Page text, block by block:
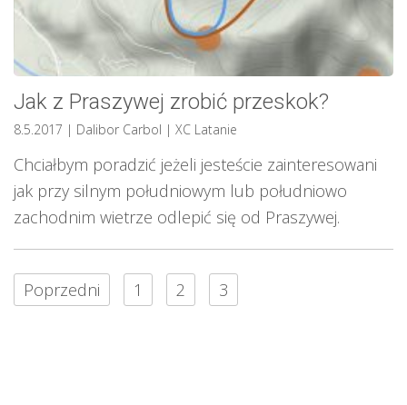
Jak z Praszywej zrobić przeskok?
8.5.2017 | Dalibor Carbol | XC Latanie
Chciałbym poradzić jeżeli jesteście zainteresowani
jak przy silnym południowym lub południowo
zachodnim wietrze odlepić się od Praszywej.
Poprzedni 1 2 3